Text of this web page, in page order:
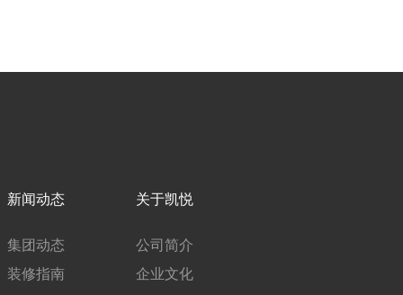
新闻动态
集团动态
装修指南
关于凯悦
公司简介
企业文化